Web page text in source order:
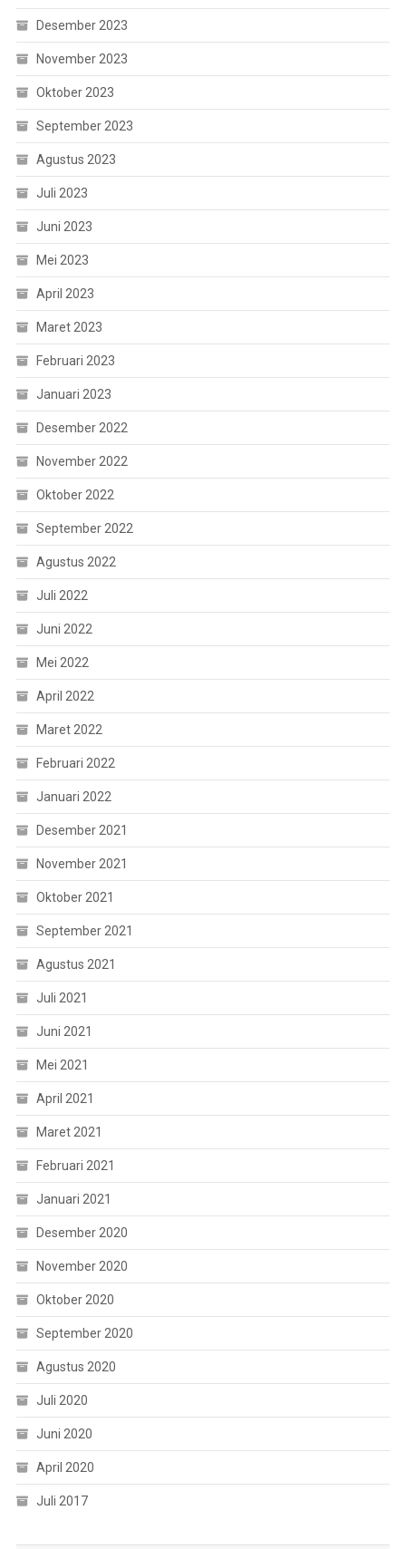
Desember 2023
November 2023
Oktober 2023
September 2023
Agustus 2023
Juli 2023
Juni 2023
Mei 2023
April 2023
Maret 2023
Februari 2023
Januari 2023
Desember 2022
November 2022
Oktober 2022
September 2022
Agustus 2022
Juli 2022
Juni 2022
Mei 2022
April 2022
Maret 2022
Februari 2022
Januari 2022
Desember 2021
November 2021
Oktober 2021
September 2021
Agustus 2021
Juli 2021
Juni 2021
Mei 2021
April 2021
Maret 2021
Februari 2021
Januari 2021
Desember 2020
November 2020
Oktober 2020
September 2020
Agustus 2020
Juli 2020
Juni 2020
April 2020
Juli 2017